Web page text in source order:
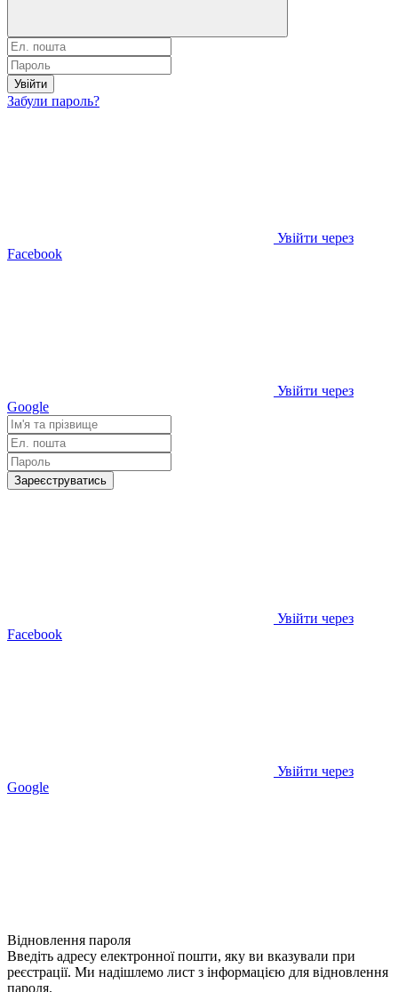
Увійти
Забули пароль?
Увійти через
Facebook
Увійти через
Google
Зареєструватись
Увійти через
Facebook
Увійти через
Google
Відновлення пароля
Введіть адресу електронної пошти, яку ви вказували при
реєстрації. Ми надішлемо лист з інформацією для відновлення
пароля.